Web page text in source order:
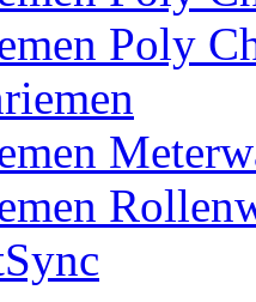
Poly